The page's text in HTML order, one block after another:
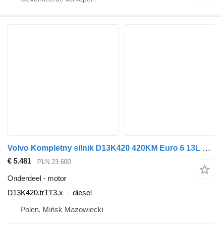
Volvo Kompletny silnik D13K420 420KM Euro 6 13L 2100Nm FH4 D13K420.trTT3.x motor voor Volvo FH trekker
€ 5.481 PLN 23.600
Onderdeel - motor
D13K420.trTT3.x
diesel
Polen, Mińsk Mazowiecki